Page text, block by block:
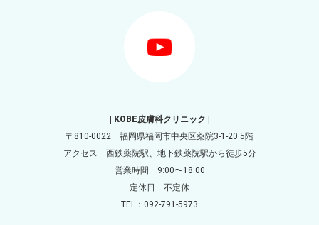
| KOBE皮膚科クリニック |
〒810-0022 福岡県福岡市中央区薬院3-1-20 5階
アクセス 西鉄薬院駅、地下鉄薬院駅から徒歩5分
営業時間 9:00〜18:00
定休日 不定休
TEL：092-791-5973